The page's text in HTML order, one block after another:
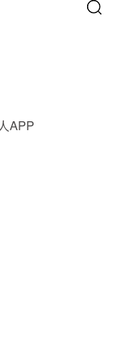
septgame.com/cache/
音短视频,
APP